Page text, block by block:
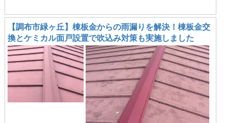
【調布市緑ヶ丘】棟板金からの雨漏りを解決！棟板金交
換とケミカル面戸設置で吹込み対策も実施しました